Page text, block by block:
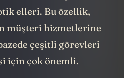
sahip
elleri. Bu özellik,
müşteri hizmetlerine
çeşitli görevleri